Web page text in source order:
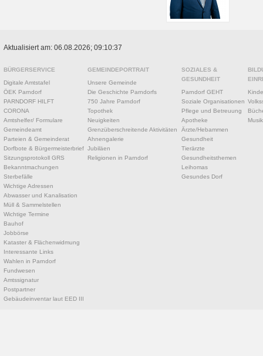
Aktualisiert am: 06.08.2026; 09:10:37
BÜRGERSERVICE
Digitale Amtstafel
ÖEK Parndorf
PARNDORF HILFT
CORONA
Amtshelfer/ Formulare
Gemeindeamt
Parteien & Gemeinderat
Dorfbote & Bürgermeisterbrief
Sitzungsprotokoll GRS
Bekanntmachungen
Sterbefälle
Wichtige Adressen
Abwasser und Kanalisation
Müll & Sammelstellen
Wichtige Termine
Bauhof
Jobbörse
Kataster & Flächenwidmung
Interessante Links
Wahlen in Parndorf
Fundwesen
Amtssignatur
Postpartner
Gebäudeinventar laut EED III
GEMEINDEPORTRAIT
Unsere Gemeinde
Die Geschichte Parndorfs
750 Jahre Parndorf
Topothek
Neuigkeiten
Grenzüberschreitende Aktivitäten
Ahnengalerie
Jubiläen
Religionen in Parndorf
SOZIALES &
GESUNDHEIT
Parndorf GEHT
Soziale Organisationen
Pflege und Betreuung
Apotheke
Ärzte/Hebammen
Gesundheit
Tierärzte
Gesundheitsthemen
Leihomas
Gesundes Dorf